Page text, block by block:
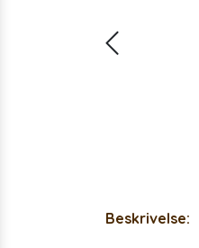
Beskrivelse: